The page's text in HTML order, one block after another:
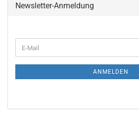
Newsletter-Anmeldung
ZUR
E-
Mail
ANMELDEN